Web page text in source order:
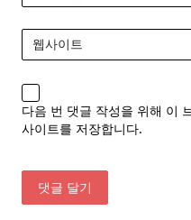
웹사이트
다음 번 댓글 작성을 위해 이
사이트를 저장합니다.